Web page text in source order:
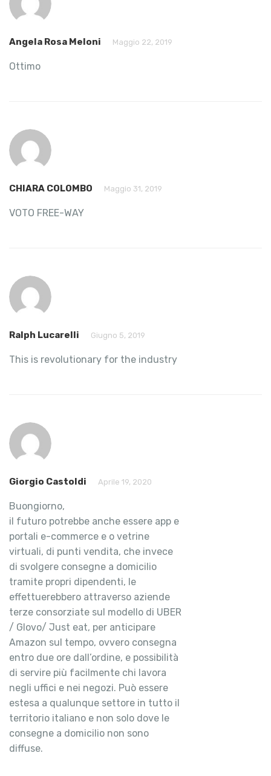
Angela Rosa Meloni Maggio 22, 2019
Ottimo
CHIARA COLOMBO Maggio 31, 2019
VOTO FREE-WAY
Ralph Lucarelli Giugno 5, 2019
This is revolutionary for the industry
Giorgio Castoldi Aprile 19, 2020
Buongiorno,
il futuro potrebbe anche essere app e
portali e-commerce e o vetrine
virtuali, di punti vendita, che invece
di svolgere consegne a domicilio
tramite propri dipendenti, le
effettuerebbero attraverso aziende
terze consorziate sul modello di UBER
/ Glovo/ Just eat, per anticipare
Amazon sul tempo, ovvero consegna
entro due ore dall’ordine, e possibilità
di servire più facilmente chi lavora
negli uffici e nei negozi. Può essere
estesa a qualunque settore in tutto il
territorio italiano e non solo dove le
consegne a domicilio non sono
diffuse.